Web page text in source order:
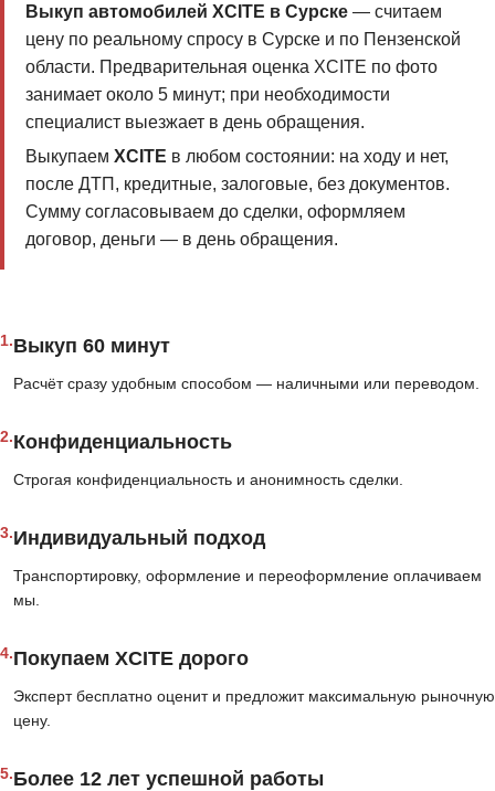
Выкуп автомобилей XCITE в Сурске— считаем
цену по реальному спросу в Сурске и по Пензенской
области. Предварительная оценка XCITE по фото
занимает около 5 минут; при необходимости
специалист выезжает в день обращения.
Выкупаем XCITE в любом состоянии: на ходу и нет,
после ДТП, кредитные, залоговые, без документов.
Сумму согласовываем до сделки, оформляем
договор, деньги — в день обращения.
1.Выкуп 60 минут
Расчёт сразу удобным способом — наличными или переводом.
2.Конфиденциальность
Строгая конфиденциальность и анонимность сделки.
3.Индивидуальный подход
Транспортировку, оформление и переоформление оплачиваем
мы.
4.Покупаем XCITE дорого
Эксперт бесплатно оценит и предложит максимальную рыночную
цену.
5.Более 12 лет успешной работы